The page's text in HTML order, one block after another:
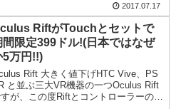
RGB US 108キーUSB英語
列 1680万...
2017.07.17
RiftがTouchとセットで
間限定399ドル!(日本ではなぜ
5万円!!)
Rift 大きく値下げHTC Vive、PS
と並ぶ三大VR機器の一つOculus Rift
が、この度Riftとコントローラーの